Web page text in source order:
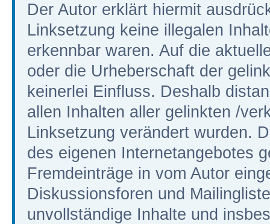
Der Autor erklärt hiermit
Linksetzung keine illegalen
erkennbar waren. Auf die
oder die Urheberschaft der
keinerlei Einfluss. Deshalb
allen Inhalten aller gelinkten /
Linksetzung verändert wurden.
des eigenen Internetangebotes
Fremdeinträge in vom Autor
Diskussionsforen und
unvollständige Inhalte und